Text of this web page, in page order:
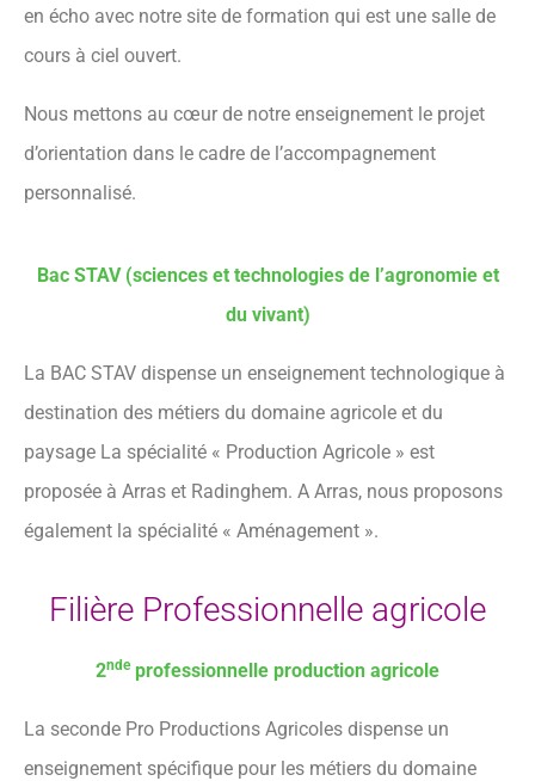
en écho avec notre site de formation qui est une salle de
cours à ciel ouvert.
Nous mettons au cœur de notre enseignement le projet
d’orientation dans le cadre de l’accompagnement
personnalisé.
Bac STAV (sciences et technologies de l’agronomie et
du vivant)
La BAC STAV dispense un enseignement technologique à
destination des métiers du domaine agricole et du
paysage La spécialité « Production Agricole » est
proposée à Arras et Radinghem. A Arras, nous proposons
également la spécialité « Aménagement ».
Filière Professionnelle agricole
2ndeprofessionnelle production agricole
La seconde Pro Productions Agricoles dispense un
enseignement spécifique pour les métiers du domaine